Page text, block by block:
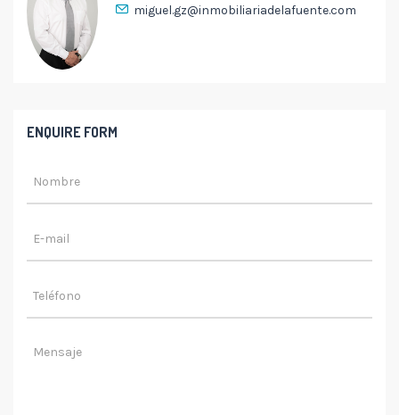
miguel.gz@inmobiliariadelafuente.com
ENQUIRE FORM